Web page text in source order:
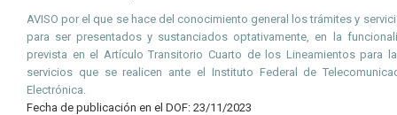
AVISO por el que se hace del conocimiento general los trámites y
para ser presentados y sustanciados optativamente, en la
prevista en el Artículo Transitorio Cuarto de los Lineamientos para
servicios que se realicen ante el Instituto Federal de
Electrónica.
Fecha de publicación en el DOF: 23/11/2023